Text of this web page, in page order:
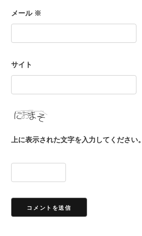
メール ※
サイト
上に表示された文字を入力してください。